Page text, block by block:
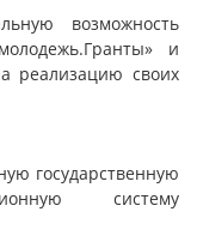
возможность
и
реализацию своих
государственную
систему